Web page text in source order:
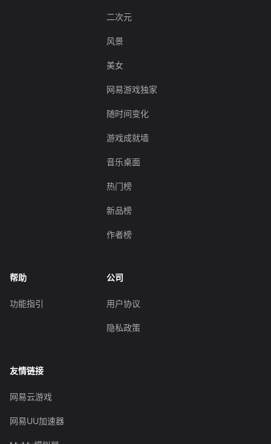
二次元
风景
美女
网易游戏独家
随时间变化
游戏成就墙
音乐桌面
热门榜
新品榜
作者榜
帮助
功能指引
公司
用户协议
隐私政策
友情链接
网易云游戏
网易UU加速器